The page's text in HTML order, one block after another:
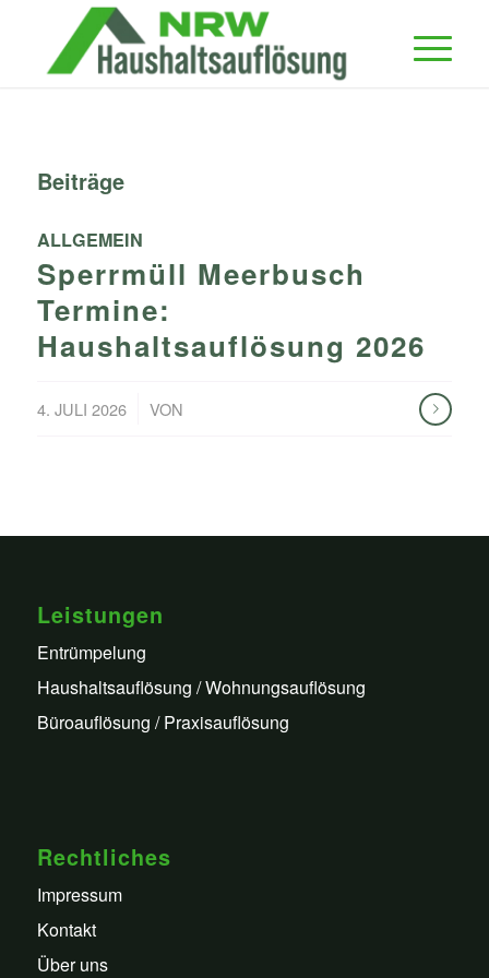
Beiträge
ALLGEMEIN
Sperrmüll Meerbusch
Termine:
Haushaltsauflösung 2026
4. JULI 2026 VON
Leistungen
Entrümpelung
Haushaltsauflösung / Wohnungsauflösung
Büroauflösung / Praxisauflösung
Rechtliches
Impressum
Kontakt
Über uns